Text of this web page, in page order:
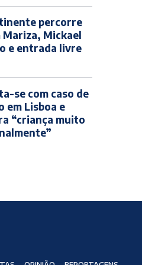
percorre
Mickael
e entrada livre
se com caso de
em Lisboa e
“criança muito